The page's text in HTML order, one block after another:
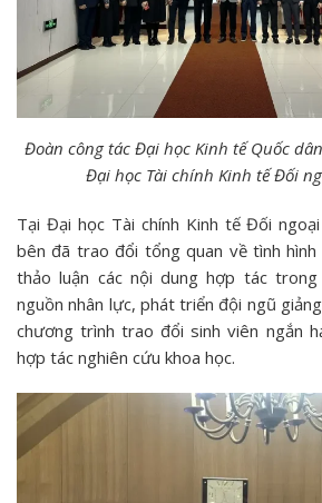
Đoàn công tác Đại học Kinh tế Quốc
Đại học Tài chính Kinh tế Đối
Tại Đại học Tài chính Kinh tế Đối
bên đã trao đổi tổng quan về tình
thảo luận các nội dung hợp tác
nguồn nhân lực, phát triển đội ngũ
chương trình trao đổi sinh viên ngắn
hợp tác nghiên cứu khoa học.